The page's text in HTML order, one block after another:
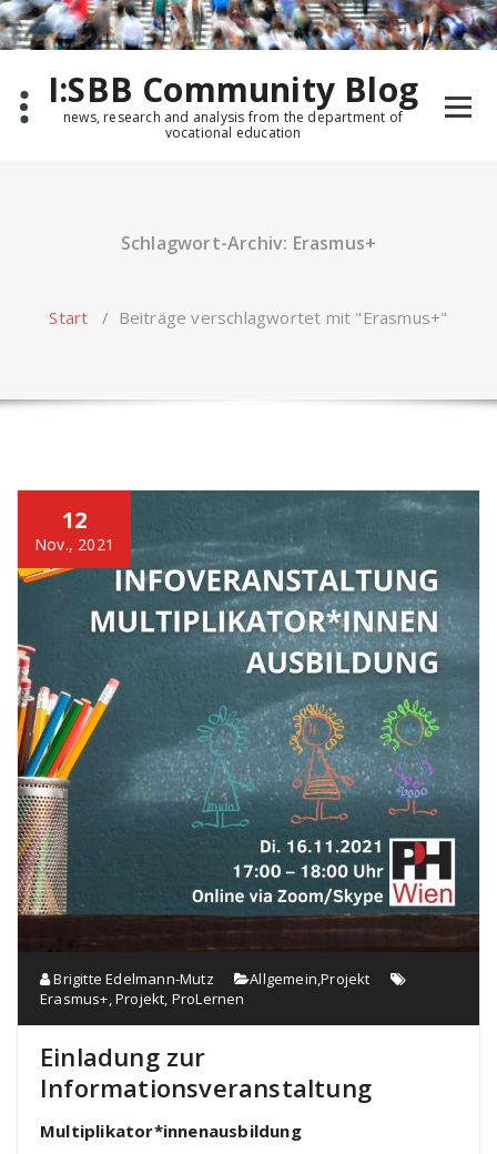
Zum
Inhalt
springen
I:SBB Community Blog
news, research and analysis from the department of
vocational education
Schlagwort-Archiv: Erasmus+
Start / Beiträge verschlagwortet mit "Erasmus+"
12
Nov., 2021
Brigitte Edelmann-Mutz Allgemein,Projekt
Erasmus+,Projekt, ProLernen
Einladung zur
Informationsveranstaltung
Multiplikator*innenausbildung